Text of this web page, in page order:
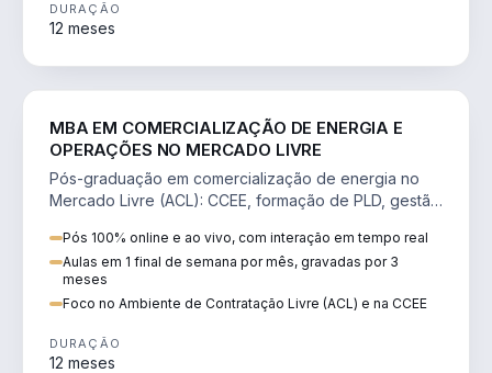
DURAÇÃO
12 meses
MBA EM COMERCIALIZAÇÃO DE ENERGIA E
OPERAÇÕES NO MERCADO LIVRE
Pós-graduação em comercialização de energia no
Mercado Livre (ACL): CCEE, formação de PLD, gestão
Pós 100% online e ao vivo, com interação em tempo real
Aulas em 1 final de semana por mês, gravadas por 3
meses
Foco no Ambiente de Contratação Livre (ACL) e na CCEE
DURAÇÃO
12 meses